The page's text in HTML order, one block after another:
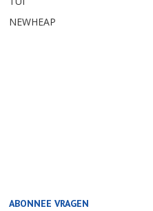
NEWHEAP
ABONNEE VRAGEN